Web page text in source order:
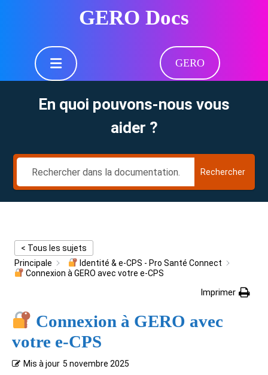
GERO Docs
Button
GERO
En quoi pouvons-nous vous
aider ?
Rechercher
< Tous les sujets
Principale
Identité & e-CPS - Pro Santé Connect
Connexion à GERO avec votre e-CPS
Imprimer
Connexion à GERO avec
votre e-CPS
Mis à jour 5 novembre 2025